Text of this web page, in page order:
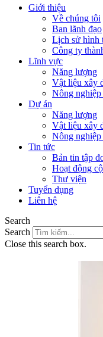
Giới thiệu
Về chúng tôi
Ban lãnh đạo
Lịch sử hình
Công ty
Lĩnh vực
Năng lượng
Vật liệu xây
Nông nghiệp
Dự án
Năng lượng
Vật liệu xây
Nông nghiệp
Tin tức
Bản tin tập
Hoạt động
Thư viện
Tuyển dụng
Liên hệ
Search
Search
Close this search box.